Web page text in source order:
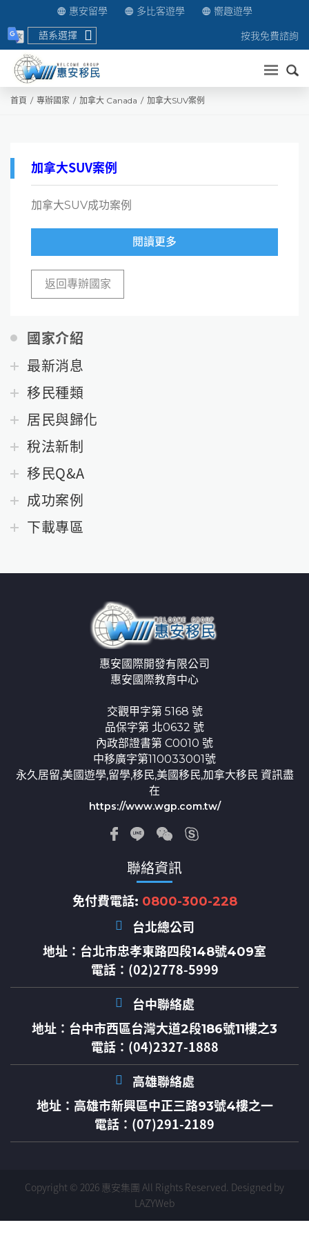
惠安留學 多比客遊學
嚮趣遊學
語系選擇
按我免費諮詢
送出
首頁 專辦國家 加拿大 Canada 加拿大SUV案例
國家介紹
最新消息
移民種類
居民與歸化
稅法新制
移民Q&A
成功案例
下載專區
加拿大SUV案例
加拿大SUV成功案例
閱讀更多
返回專辦國家
惠安國際開發有限公司
惠安國際教育中心
交觀甲字第 5168 號
品保字第 北0632 號
內政部證書第 C0010 號
中移廣字第110033001號
永久居留,美國遊學,留學,移民,美國移民,加拿大移民 資訊盡
在
https://www.wgp.com.tw/
聯絡資訊
免付費電話: 0800-300-228
台北總公司
地址： 台北市忠孝東路四段148號409室
電話：(02)2778-5999
台中聯絡處
地址： 台中市西區台灣大道2段186號11樓之3
電話：(04)2327-1888
高雄聯絡處
地址： 高雄市新興區中正三路93號4樓之一
電話：(07)291-2189
Copyright © 2026 惠安集團 All Rights Reserved. Designed by
LAZYWeb